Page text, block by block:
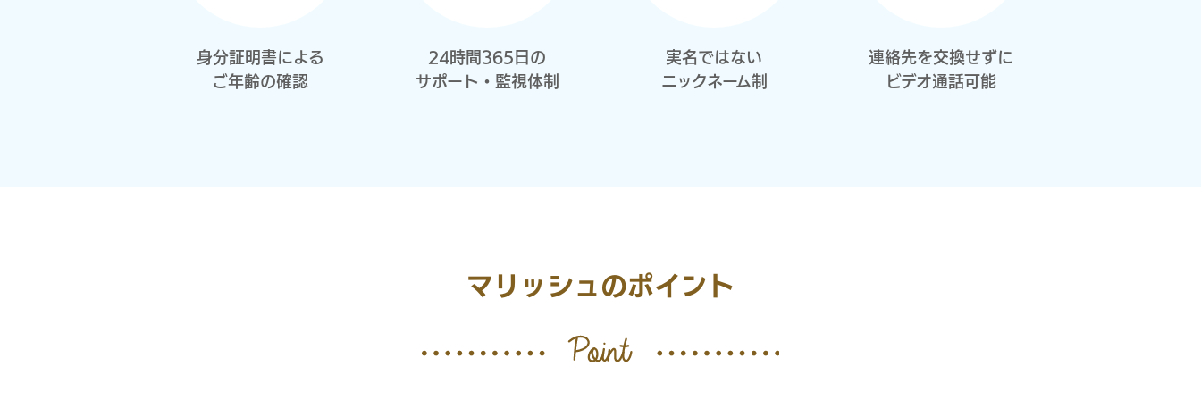
身分証明書による
ご年齢の確認
24時間365日の
サポート・監視体制
実名ではない
ニックネーム制
連絡先を交換せずに
ビデオ通話可能
マリッシュのポイント